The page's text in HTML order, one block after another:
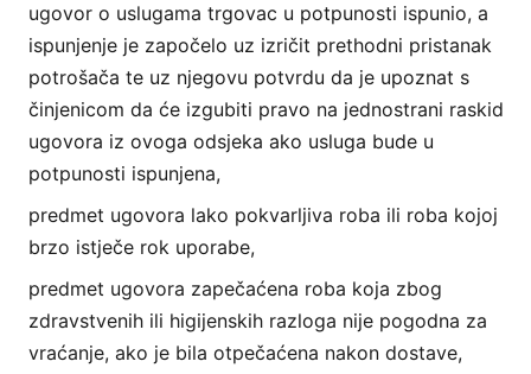
ugovor o uslugama trgovac u potpunosti ispunio, a
ispunjenje je započelo uz izričit prethodni pristanak
potrošača te uz njegovu potvrdu da je upoznat s
činjenicom da će izgubiti pravo na jednostrani raskid
ugovora iz ovoga odsjeka ako usluga bude u
potpunosti ispunjena,
predmet ugovora lako pokvarljiva roba ili roba kojoj
brzo istječe rok uporabe,
predmet ugovora zapečaćena roba koja zbog
zdravstvenih ili higijenskih razloga nije pogodna za
vraćanje, ako je bila otpečaćena nakon dostave,